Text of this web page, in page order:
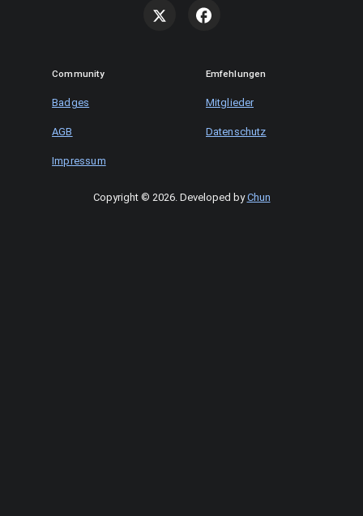
Community Emfehlungen
Badges Mitglieder
AGB Datenschutz
Impressum
Copyright © 2026. Developed byChun